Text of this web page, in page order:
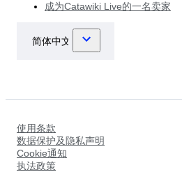
成为Catawiki Live的一名卖家
使用条款
数据保护及隐私声明
Cookie通知
执法政策